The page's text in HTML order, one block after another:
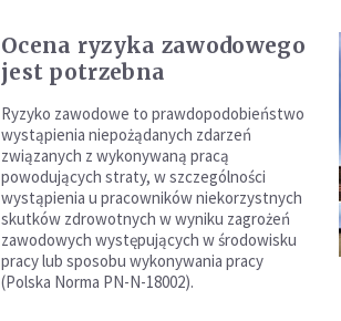
Ocena ryzyka zawodowego
jest potrzebna
Ryzyko zawodowe to prawdopodobieństwo
wystąpienia niepożądanych zdarzeń
związanych z wykonywaną pracą
powodujących straty, w szczególności
wystąpienia u pracowników niekorzystnych
skutków zdrowotnych w wyniku zagrożeń
zawodowych występujących w środowisku
pracy lub sposobu wykonywania pracy
(Polska Norma PN-N-18002).